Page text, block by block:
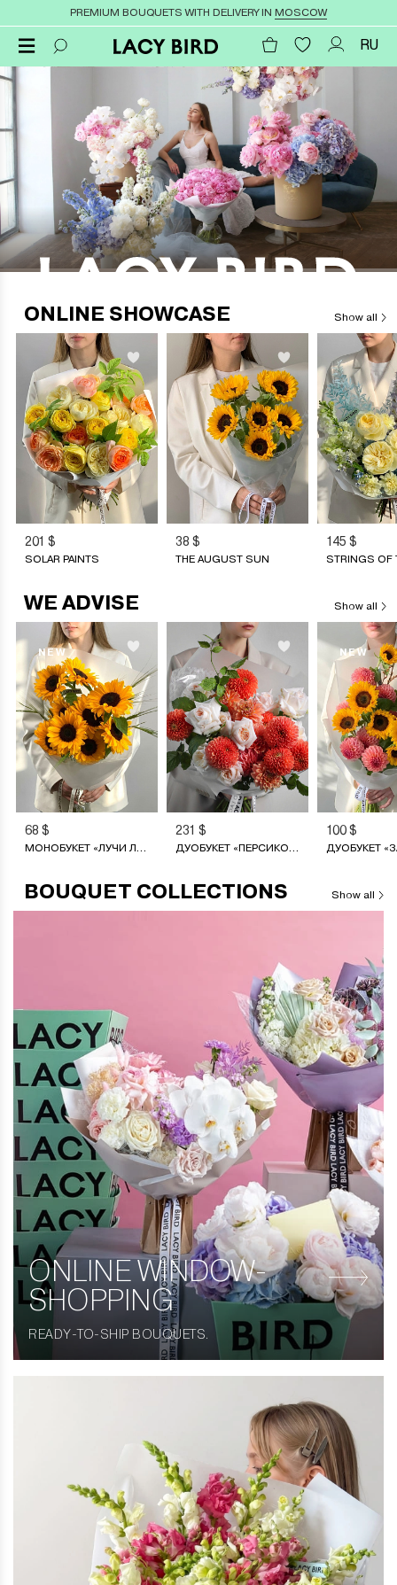
PREMIUM BOUQUETS WITH DELIVERY IN MOSCOW
RU
ROOM FILLED WITH FLOWERS
ONLINE SHOWCASE Show all
201 $
SOLAR PAINTS
38 $
THE AUGUST SUN
145 $
STRINGS OF
WE ADVISE Show all
NEW
68 $
МОНОБУКЕТ «ЛУЧИ ЛЕТА»
231 $
ДУОБУКЕТ «ПЕРСИКОВЫЙ СОРБЕТ»
NEW
100 $
BOUQUET COLLECTIONS Show all
ONLINE WINDOW-
SHOPPING
READY-TO-SHIP BOUQUETS.